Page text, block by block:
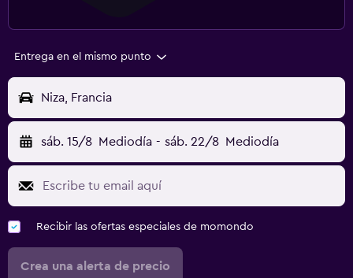
Entrega en el mismo punto
Niza, Francia
sáb. 15/8 Mediodía - sáb. 22/8 Mediodía
Recibir las ofertas especiales de momondo
Crea una alerta de precio